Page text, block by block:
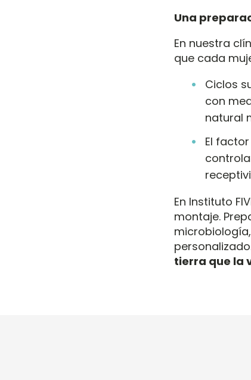
Una
En nuestra
que cada
Ciclos
con
natural
El
En Instituto
montaje.
tierra que la